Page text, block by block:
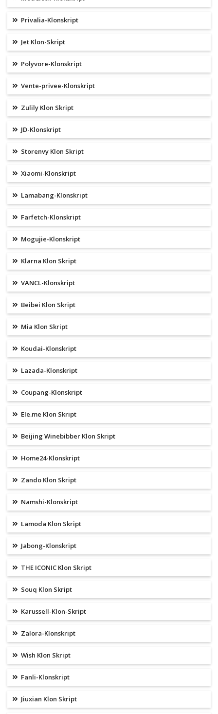
Privalia-Klonskript
Jet Klon-Skript
Polyvore-Klonskript
Vente-privee-Klonskript
Zulily Klon Skript
JD-Klonskript
Storenvy Klon Skript
Xiaomi-Klonskript
Lamabang-Klonskript
Farfetch-Klonskript
Mogujie-Klonskript
Klarna Klon Skript
VANCL-Klonskript
Beibei Klon Skript
Mia Klon Skript
Koudai-Klonskript
Lazada-Klonskript
Coupang-Klonskript
Ele.me Klon Skript
Beijing Winebibber Klon Skript
Home24-Klonskript
Zando Klon Skript
Namshi-Klonskript
Lamoda Klon Skript
Jabong-Klonskript
THE ICONIC Klon Skript
Souq Klon Skript
Karussell-Klon-Skript
Zalora-Klonskript
Wish Klon Skript
Fanli-Klonskript
Jiuxian Klon Skript